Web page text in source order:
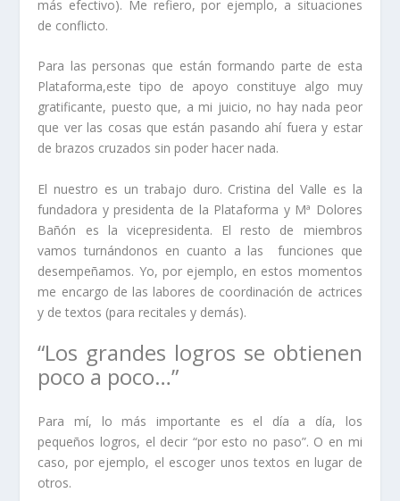
más efectivo). Me refiero, por ejemplo, a situaciones
de conflicto.
Para las personas que están formando parte de esta
Plataforma,este tipo de apoyo constituye algo muy
gratificante, puesto que, a mi juicio, no hay nada peor
que ver las cosas que están pasando ahí fuera y estar
de brazos cruzados sin poder hacer nada.
El nuestro es un trabajo duro. Cristina del Valle es la
fundadora y presidenta de la Plataforma y Mª Dolores
Bañón es la vicepresidenta. El resto de miembros
vamos turnándonos en cuanto a las
funciones que
desempeñamos. Yo, por ejemplo, en estos momentos
me encargo de las labores de coordinación de actrices
y de textos (para recitales y demás).
“Los grandes logros se obtienen
poco a poco…”
Para mí, lo más importante es el día a día, los
pequeños logros, el decir “por esto no paso”. O en mi
caso, por ejemplo, el escoger unos textos en lugar de
otros.